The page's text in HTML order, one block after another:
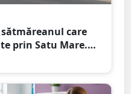
sătmăreanul care
prin Satu Mare.